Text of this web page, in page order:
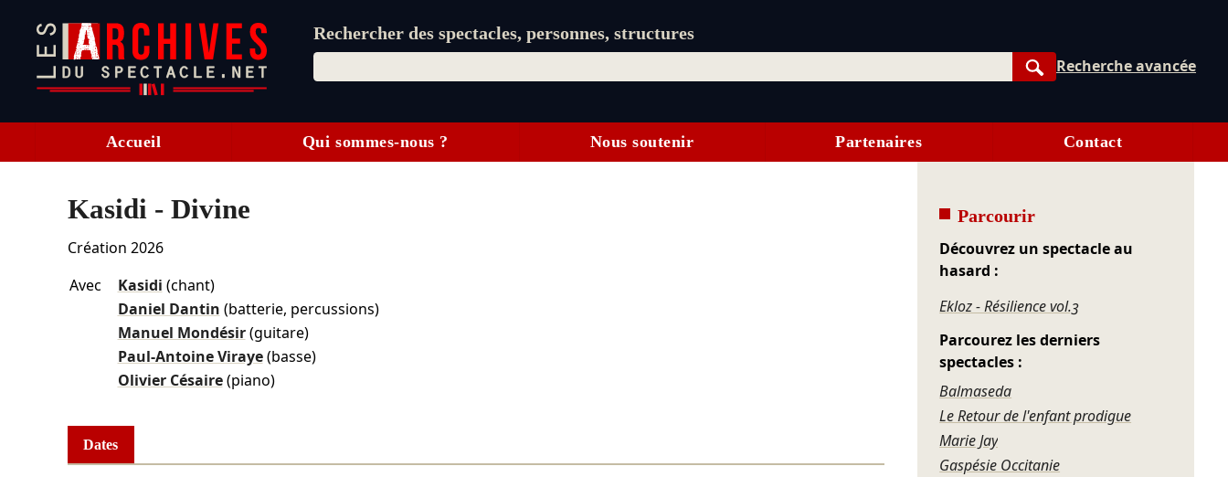
Rechercher des spectacles, personnes, structures
Rechercher
Recherche avancée
Accueil Qui sommes-nous ? Nous soutenir Partenaires Contact
Kasidi - Divine
Création 2026
Avec
Kasidi (chant)
Daniel Dantin (batterie, percussions)
Manuel Mondésir (guitare)
Paul-Antoine Viraye (basse)
Olivier Césaire (piano)
Dates
Parcourir
Découvrez un spectacle au
hasard :
Ekloz - Résilience vol.3
Parcourez les derniers
spectacles :
Balmaseda
Le Retour de l'enfant prodigue
Marie Jay
Gaspésie Occitanie